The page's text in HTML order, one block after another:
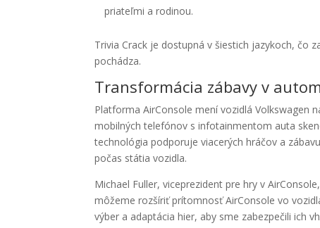
priateľmi a rodinou.
Trivia Crack je dostupná v šiestich jazykoch, čo
pochádza.
Transformácia zábavy v
Platforma AirConsole mení vozidlá Volkswagen
mobilných telefónov s infotainmentom auta
technológia podporuje viacerých hráčov a
počas státia vozidla.
Michael Fuller, viceprezident pre hry v
môžeme rozšíriť prítomnosť AirConsole vo
výber a adaptácia hier, aby sme zabezpečili ich